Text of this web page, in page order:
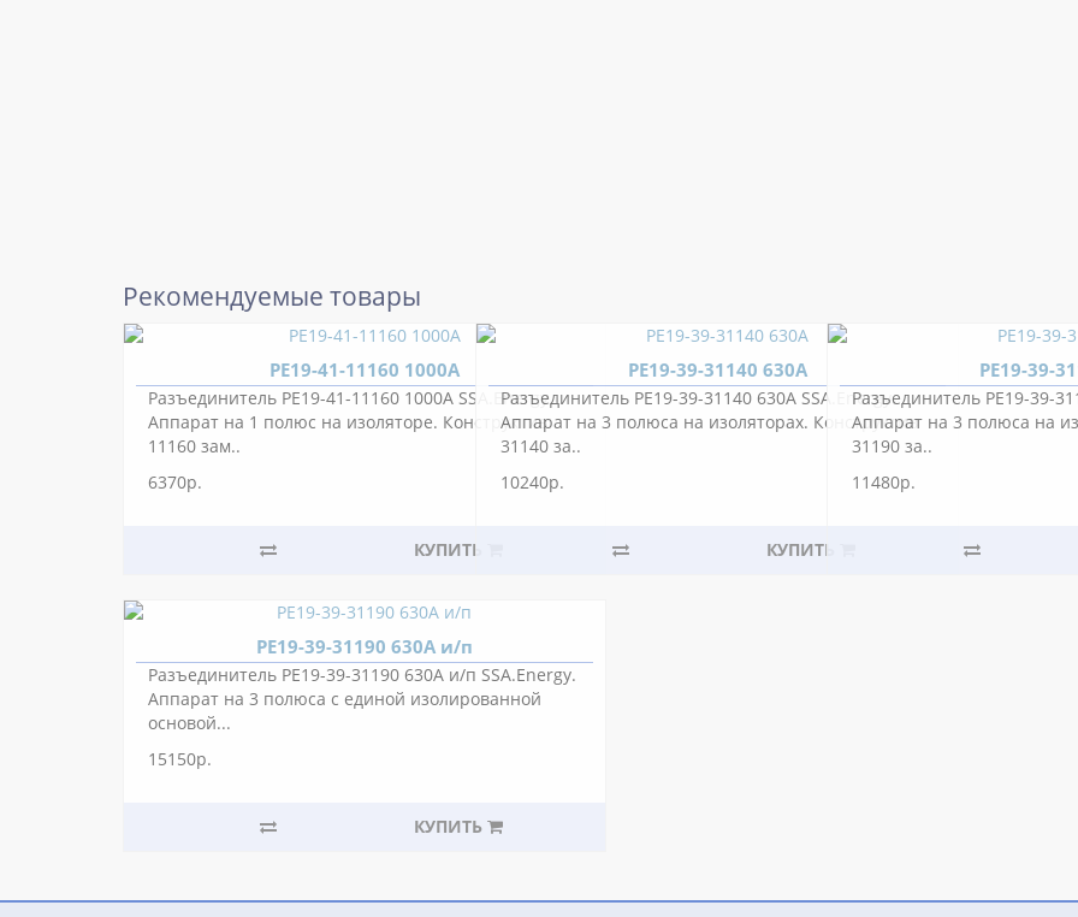
Рекомендуемые товары
РЕ19-41-11160 1000А
Разъединитель РЕ19-41-11160 1000А SSA.Energy.
Аппарат на 1 полюс на изоляторе. Конструктив
11160 зам..
6370р.
КУПИТЬ
РЕ19-39-31140 630А
Разъединитель РЕ19-39-31140 630А SSA.Energy.
Аппарат на 3 полюса на изоляторах. Конструктив
31140 за..
10240р.
КУПИТЬ
РЕ19-39-
Разъединитель РЕ19-39-
Аппарат на 3 полюса на
31190 за..
11480р.
РЕ19-39-31190 630А и/п
Разъединитель РЕ19-39-31190 630А и/п SSA.Energy.
Аппарат на 3 полюса с единой изолированной
основой...
15150р.
КУПИТЬ